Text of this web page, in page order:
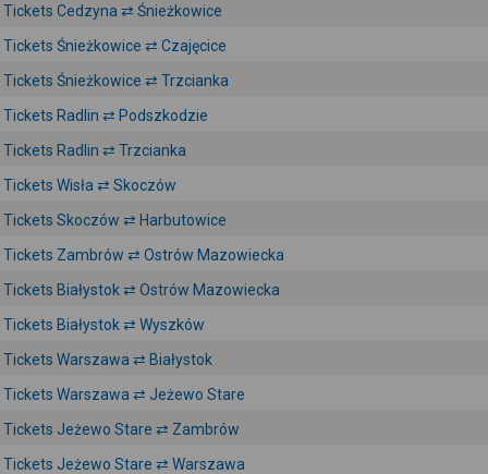
Tickets Cedzyna ⇄ Śnieżkowice
Tickets Śnieżkowice ⇄ Czajęcice
Tickets Śnieżkowice ⇄ Trzcianka
Tickets Radlin ⇄ Podszkodzie
Tickets Radlin ⇄ Trzcianka
Tickets Wisła ⇄ Skoczów
Tickets Skoczów ⇄ Harbutowice
Tickets Zambrów ⇄ Ostrów Mazowiecka
Tickets Białystok ⇄ Ostrów Mazowiecka
Tickets Białystok ⇄ Wyszków
Tickets Warszawa ⇄ Białystok
Tickets Warszawa ⇄ Jeżewo Stare
Tickets Jeżewo Stare ⇄ Zambrów
Tickets Jeżewo Stare ⇄ Warszawa